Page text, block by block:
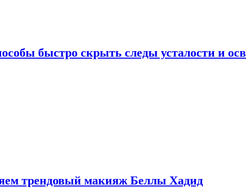
быстро скрыть следы усталости и
трендовый макияж Беллы Хадид